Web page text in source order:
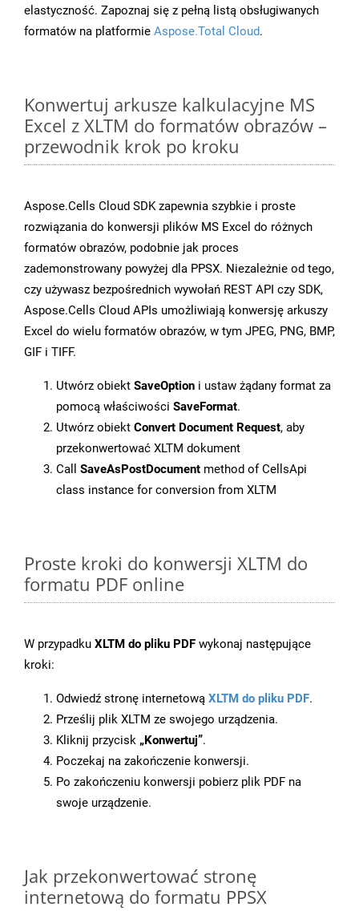
elastyczność. Zapoznaj się z pełną listą obsługiwanych
formatów na platformie Aspose.Total Cloud.
Konwertuj arkusze kalkulacyjne MS
Excel z XLTM do formatów obrazów –
przewodnik krok po kroku
Aspose.Cells Cloud SDK zapewnia szybkie i proste
rozwiązania do konwersji plików MS Excel do różnych
formatów obrazów, podobnie jak proces
zademonstrowany powyżej dla PPSX. Niezależnie od tego,
czy używasz bezpośrednich wywołań REST API czy SDK,
Aspose.Cells Cloud APIs umożliwiają konwersję arkuszy
Excel do wielu formatów obrazów, w tym JPEG, PNG, BMP,
GIF i TIFF.
Utwórz obiekt SaveOption i ustaw żądany format za
pomocą właściwości SaveFormat.
Utwórz obiekt Convert Document Request, aby
przekonwertować XLTM dokument
Call SaveAsPostDocument method of CellsApi
class instance for conversion from XLTM
Proste kroki do konwersji XLTM do
formatu PDF online
W przypadku XLTM do pliku PDF wykonaj następujące
kroki:
Odwiedź stronę internetową XLTM do pliku PDF.
Prześlij plik XLTM ze swojego urządzenia.
Kliknij przycisk „Konwertuj”.
Poczekaj na zakończenie konwersji.
Po zakończeniu konwersji pobierz plik PDF na
swoje urządzenie.
Jak przekonwertować stronę
internetową do formatu PPSX